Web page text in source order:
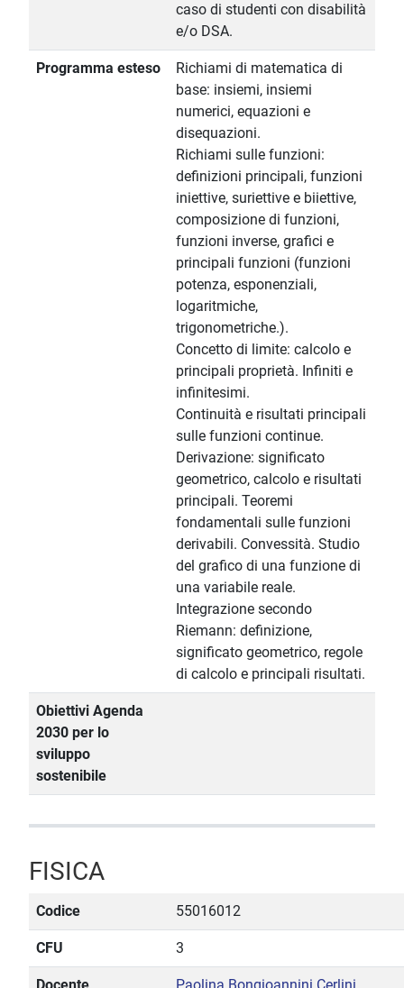
caso di studenti con disabilità
e/o DSA.
Programma esteso
Richiami di matematica di
base: insiemi, insiemi
numerici, equazioni e
disequazioni.
Richiami sulle funzioni:
definizioni principali, funzioni
iniettive, suriettive e biiettive,
composizione di funzioni,
funzioni inverse, grafici e
principali funzioni (funzioni
potenza, esponenziali,
logaritmiche,
trigonometriche.).
Concetto di limite: calcolo e
principali proprietà. Infiniti e
infinitesimi.
Continuità e risultati principali
sulle funzioni continue.
Derivazione: significato
geometrico, calcolo e risultati
principali. Teoremi
fondamentali sulle funzioni
derivabili. Convessità. Studio
del grafico di una funzione di
una variabile reale.
Integrazione secondo
Riemann: definizione,
significato geometrico, regole
di calcolo e principali risultati.
Obiettivi Agenda
2030 per lo
sviluppo
sostenibile
FISICA
Codice 55016012
CFU 3